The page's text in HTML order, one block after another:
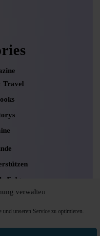
verwalten
unseren Service zu optimieren.
Travel
Folgen
Werbung